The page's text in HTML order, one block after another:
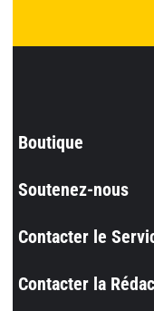
Boutique
Soutenez-nous
Contacter le
Contacter la